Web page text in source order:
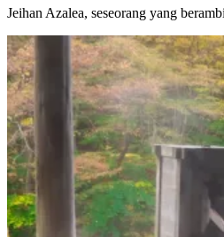
Jeihan Azalea, seseorang yang